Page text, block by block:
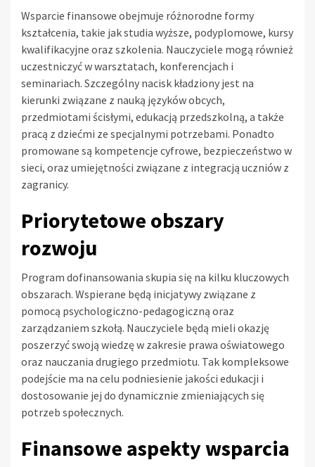
Wsparcie finansowe obejmuje różnorodne formy
kształcenia, takie jak studia wyższe, podyplomowe, kursy
kwalifikacyjne oraz szkolenia. Nauczyciele mogą również
uczestniczyć w warsztatach, konferencjach i
seminariach. Szczególny nacisk kładziony jest na
kierunki związane z nauką języków obcych,
przedmiotami ścisłymi, edukacją przedszkolną, a także
pracą z dziećmi ze specjalnymi potrzebami. Ponadto
promowane są kompetencje cyfrowe, bezpieczeństwo w
sieci, oraz umiejętności związane z integracją uczniów z
zagranicy.
Priorytetowe obszary
rozwoju
Program dofinansowania skupia się na kilku kluczowych
obszarach. Wspierane będą inicjatywy związane z
pomocą psychologiczno-pedagogiczną oraz
zarządzaniem szkołą. Nauczyciele będą mieli okazję
poszerzyć swoją wiedzę w zakresie prawa oświatowego
oraz nauczania drugiego przedmiotu. Tak kompleksowe
podejście ma na celu podniesienie jakości edukacji i
dostosowanie jej do dynamicznie zmieniających się
potrzeb społecznych.
Finansowe aspekty wsparcia